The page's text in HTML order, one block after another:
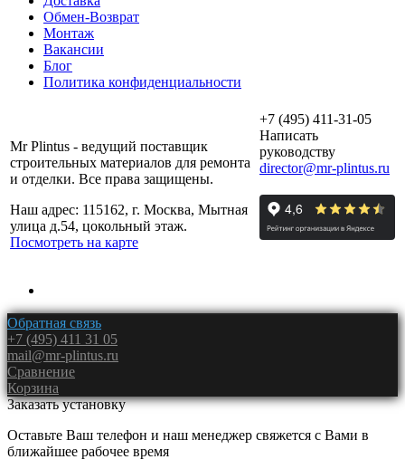
Обмен-Возврат
Монтаж
Вакансии
Блог
Политика конфиденциальности
Mr Plintus - ведущий поставщик
строительных материалов для ремонта
и отделки. Все права защищены.
Наш адрес: 115162, г. Москва, Мытная
улица д.54, цокольный этаж.
Посмотреть на карте
+7 (495) 411-31-05
Написать
руководству
director@mr-plintus.ru
Обратная связь
+7 (495) 411 31 05
mail@mr-plintus.ru
Сравнение
Корзина
Заказать установку
Оставьте Ваш телефон и наш менеджер свяжется с Вами в
ближайшее рабочее время